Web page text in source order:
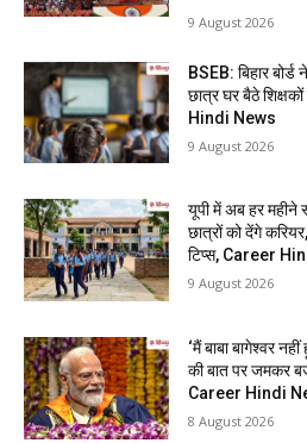
9 August 2026
BSEB: बिहार बोर्ड
छात्र घर बैठे
Hindi News
9 August 2026
यूपी में अब हर
छात्रों को देंगे
टिप्स, Career
9 August 2026
‘मैं बाबा बागेश्वर
की बात पर जमकर
Career Hindi
8 August 2026